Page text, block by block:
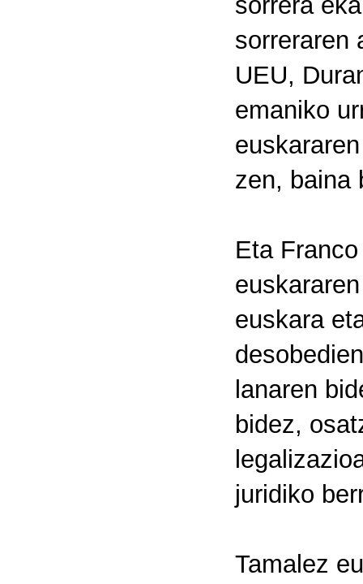
sorreraren
UEU,
emaniko
zen, baina
Eta
euskara
lanaren
bidez,
juridiko
Tamalez